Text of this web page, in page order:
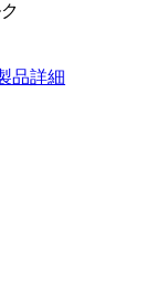
品詳細